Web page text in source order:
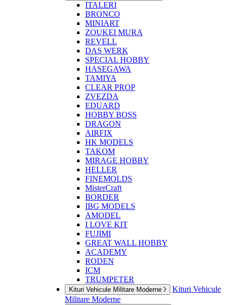
ITALERI
BRONCO
MINIART
ZOUKEI MURA
REVELL
DAS WERK
SPECIAL HOBBY
HASEGAWA
TAMIYA
CLEAR PROP
ZVEZDA
EDUARD
HOBBY BOSS
DRAGON
AIRFIX
HK MODELS
TAKOM
MIRAGE HOBBY
HELLER
FINEMOLDS
MisterCraft
BORDER
IBG MODELS
AMODEL
I LOVE KIT
FUJIMI
GREAT WALL HOBBY
ACADEMY
RODEN
ICM
TRUMPETER
Kituri Vehicule Militare Moderne
Kituri Vehicule
Militare Moderne